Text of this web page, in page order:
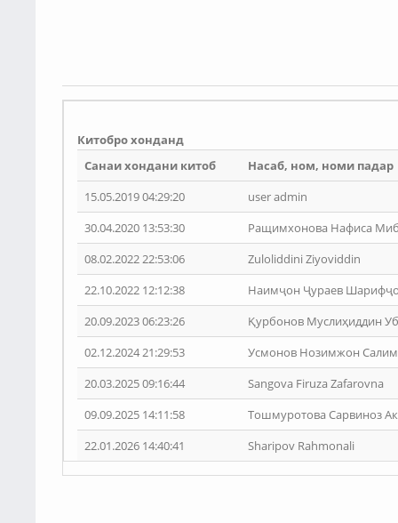
Китобро хонданд
Санаи хондани китоб
Насаб, ном, номи падар
15.05.2019 04:29:20
user admin
30.04.2020 13:53:30
Ращимхонова Нафиса
08.02.2022 22:53:06
Zuloliddini Ziyoviddin
22.10.2022 12:12:38
Наимҷон Ҷураев
20.09.2023 06:23:26
Қурбонов Муслиҳиддин
02.12.2024 21:29:53
Усмонов Нозимжон
20.03.2025 09:16:44
Sangova Firuza Zafarovna
09.09.2025 14:11:58
Тошмуротова Сарвиноз
22.01.2026 14:40:41
Sharipov Rahmonali